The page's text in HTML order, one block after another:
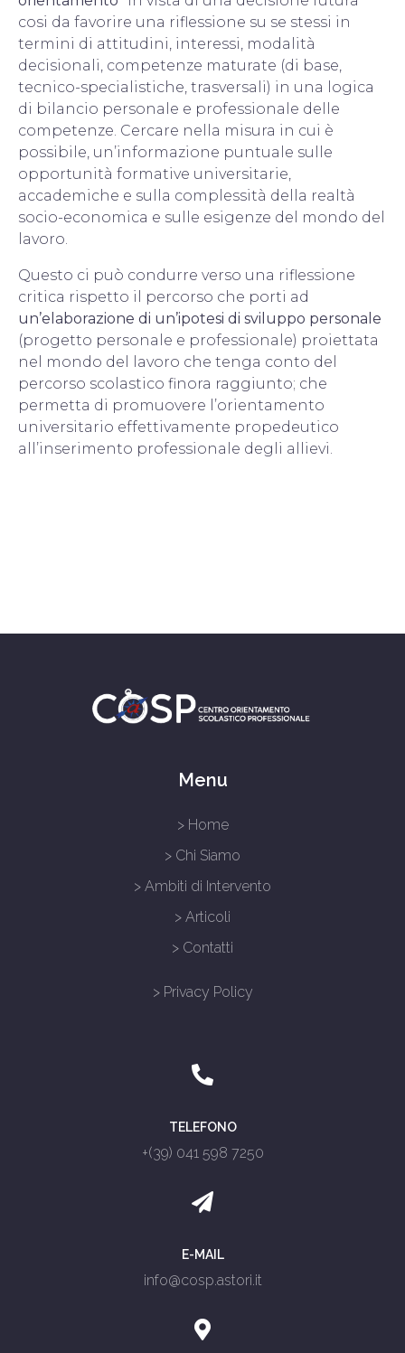
cosi da favorire una riflessione su se stessi in
termini di attitudini, interessi, modalità
decisionali, competenze maturate (di base,
tecnico-specialistiche, trasversali) in una logica
di bilancio personale e professionale delle
competenze. Cercare nella misura in cui è
possibile, un’informazione puntuale sulle
opportunità formative universitarie,
accademiche e sulla complessità della realtà
socio-economica e sulle esigenze del mondo del
lavoro.
Questo ci può condurre verso una riflessione
critica rispetto il percorso che porti ad
un’elaborazione di un’ipotesi di sviluppo personale
(progetto personale e professionale) proiettata
nel mondo del lavoro che tenga conto del
percorso scolastico finora raggiunto; che
permetta di promuovere l’orientamento
universitario effettivamente propedeutico
all’inserimento professionale degli allievi.
Menu
> Home
> Chi Siamo
> Ambiti di Intervento
> Articoli
> Contatti
> Privacy Policy
TELEFONO
+(39) 041 598 7250
E-MAIL
info@cosp.astori.it